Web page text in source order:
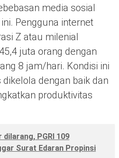
media sosial
Pengguna internet
Z atau milenial
juta orang dengan
8 jam/hari. Kondisi ini
dengan baik dan
produktivitas
dilarang, PGRI 109
Surat Edaran Propinsi